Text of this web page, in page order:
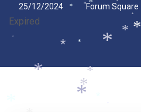
25/12/2024 Forum Square
Expired
*
*
*
*
* *
*
*
*
*
*
*
*
*
*